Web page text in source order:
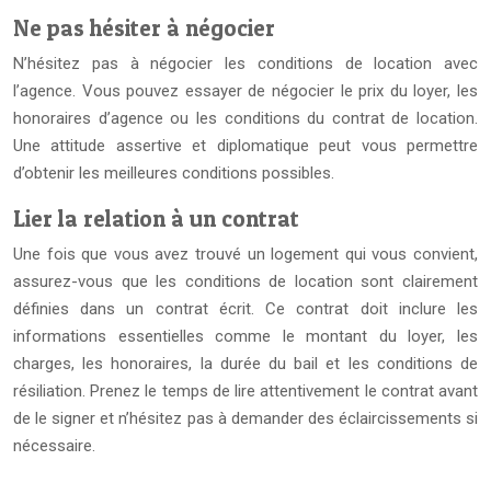
Ne pas hésiter à négocier
N’hésitez pas à négocier les conditions de location avec
l’agence. Vous pouvez essayer de négocier le prix du loyer, les
honoraires d’agence ou les conditions du contrat de location.
Une attitude assertive et diplomatique peut vous permettre
d’obtenir les meilleures conditions possibles.
Lier la relation à un contrat
Une fois que vous avez trouvé un logement qui vous convient,
assurez-vous que les conditions de location sont clairement
définies dans un contrat écrit. Ce contrat doit inclure les
informations essentielles comme le montant du loyer, les
charges, les honoraires, la durée du bail et les conditions de
résiliation. Prenez le temps de lire attentivement le contrat avant
de le signer et n’hésitez pas à demander des éclaircissements si
nécessaire.